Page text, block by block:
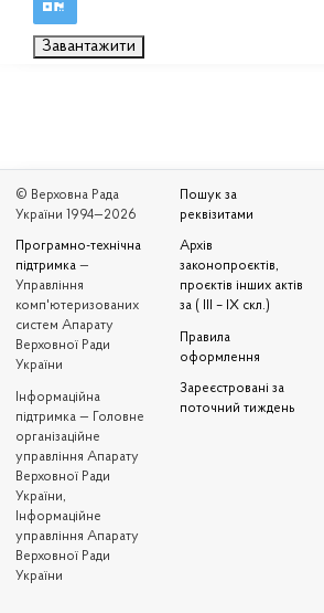
Завантажити
© Верховна Рада
України 1994—2026
Програмно-технічна
підтримка —
Управління
комп'ютеризованих
систем Апарату
Верховної Ради
України
Iнформаційна
підтримка — Головне
організаційне
управління Апарату
Верховної Ради
України,
Інформаційне
управління Апарату
Верховної Ради
України
Пошук за
реквізитами
Архів
законопроєктів,
проєктів інших актів
за ( III – IX скл.)
Правила
оформлення
Зареєстровані за
поточний тиждень